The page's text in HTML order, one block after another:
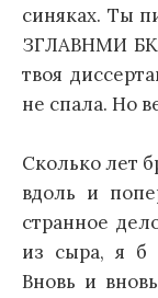
синяках. Ты
ЗГЛАВНМИ
твоя
не спала. Но
Сколько лет
вдоль и
странное
из сыра, я б
Вновь и